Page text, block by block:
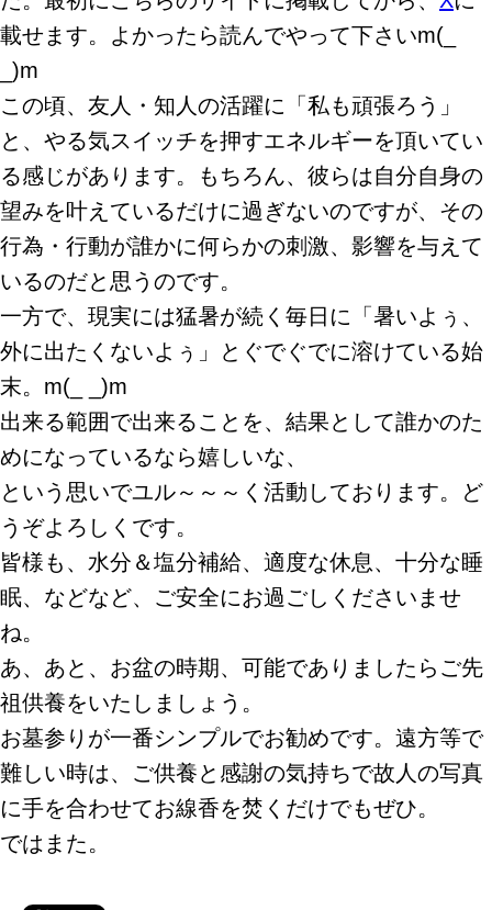
載せます。よかったら読んでやって下さいm(_
_)m
この頃、友人・知人の活躍に「私も頑張ろう」
と、やる気スイッチを押すエネルギーを頂いてい
る感じがあります。もちろん、彼らは自分自身の
望みを叶えているだけに過ぎないのですが、その
行為・行動が誰かに何らかの刺激、影響を与えて
いるのだと思うのです。
一方で、現実には猛暑が続く毎日に「暑いよぅ、
外に出たくないよぅ」とぐでぐでに溶けている始
末。m(_ _)m
出来る範囲で出来ることを、結果として誰かのた
めになっているなら嬉しいな、
という思いでユル～～～く活動しております。ど
うぞよろしくです。
皆様も、水分＆塩分補給、適度な休息、十分な睡
眠、などなど、ご安全にお過ごしくださいませ
ね。
あ、あと、お盆の時期、可能でありましたらご先
祖供養をいたしましょう。
お墓参りが一番シンプルでお勧めです。遠方等で
難しい時は、ご供養と感謝の気持ちで故人の写真
に手を合わせてお線香を焚くだけでもぜひ。
ではまた。